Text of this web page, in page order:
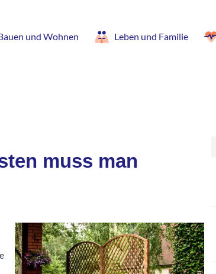
und Wohnen Leben und Familie
muss man